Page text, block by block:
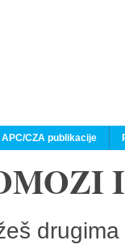
APC/CZA publikacije